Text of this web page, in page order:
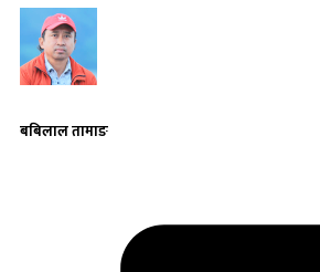
बबिलाल तामाङ